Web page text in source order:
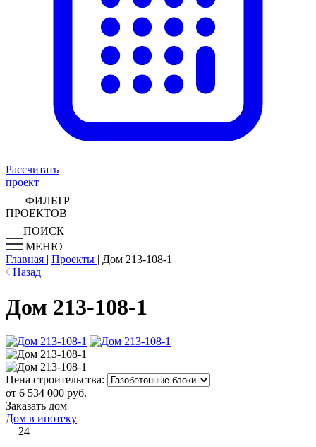
Рассчитать
проект
ФИЛЬТР
ПРОЕКТОВ
ПОИСК
МЕНЮ
Главная | Проекты | Дом 213-108-1
Назад
Дом 213-108-1
Цена строительства:
от 6 534 000 руб.
Заказать дом
Дом в ипотеку
24